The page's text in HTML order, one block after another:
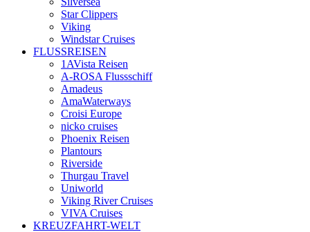
Star Clippers
Viking
Windstar Cruises
FLUSSREISEN
1AVista Reisen
A‑ROSA Flussschiff
Amadeus
AmaWaterways
Croisi Europe
nicko cruises
Phoenix Reisen
Plantours
Riverside
Thurgau Travel
Uniworld
Viking River Cruises
VIVA Cruises
KREUZFAHRT-WELT